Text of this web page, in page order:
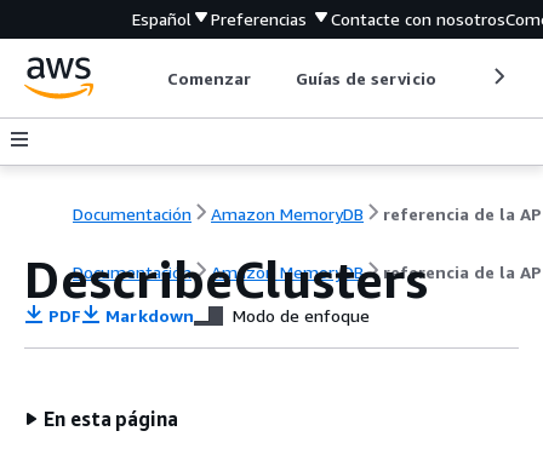
Español Preferencias Contacte con nosotros
Comenzar Guías de servicio
Documentación Amazon MemoryDB referencia de la
Documentación Amazon MemoryDB referencia de la
DescribeClusters
PDF Markdown Modo de enfoque
En esta página